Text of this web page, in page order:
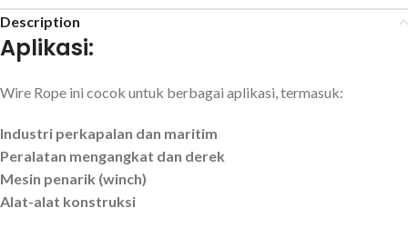
Description
Aplikasi:
Wire Rope ini cocok untuk berbagai aplikasi, termasuk:
Industri perkapalan dan maritim
Peralatan mengangkat dan derek
Mesin penarik (winch)
Alat-alat konstruksi